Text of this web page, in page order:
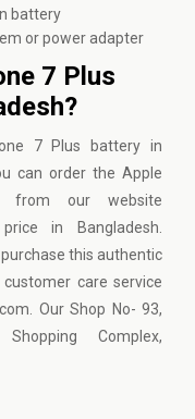
battery
or power adapter
7 Plus
7 Plus battery in
can order the Apple
from our website
in Bangladesh.
this authentic
care service
Our Shop No- 93,
Complex,